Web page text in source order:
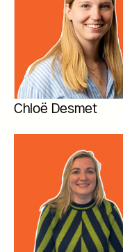
Chloë Desmet